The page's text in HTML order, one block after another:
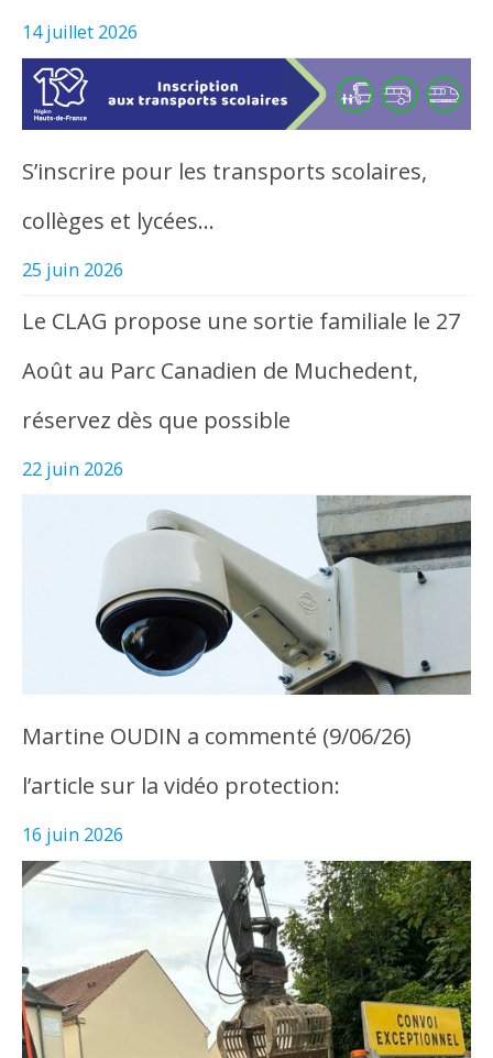
14 juillet 2026
S’inscrire pour les transports scolaires,
collèges et lycées…
25 juin 2026
Le CLAG propose une sortie familiale le 27
Août au Parc Canadien de Muchedent,
réservez dès que possible
22 juin 2026
Martine OUDIN a commenté (9/06/26)
l’article sur la vidéo protection:
16 juin 2026